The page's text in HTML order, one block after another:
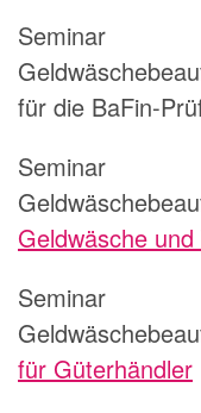
Seminar
für die BaFin-
Seminar
Geldwäsche
Seminar
für Güterhändler